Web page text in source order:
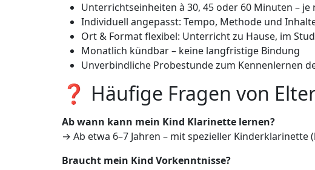
Unterrichtseinheiten à 30, 45 oder 60 Minuten –
Individuell angepasst: Tempo, Methode und
Ort & Format flexibel: Unterricht zu Hause, im
Monatlich kündbar – keine langfristige Bindung
Unverbindliche Probestunde zum Kennenlernen
❓ Häufige Fragen von
Ab wann kann mein Kind Klarinette lernen?
→ Ab etwa 6–7 Jahren – mit spezieller Kinderklarinette
Braucht mein Kind Vorkenntnisse?